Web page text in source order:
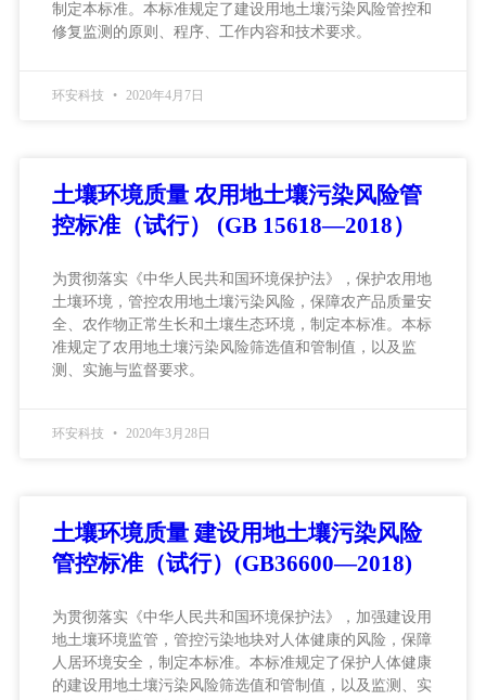
制定本标准。本标准规定了建设用地土壤污染风险管控和
修复监测的原则、程序、工作内容和技术要求。
环安科技 2020年4月7日
土壤环境质量 农用地土壤污染风险管
控标准（试行） (GB 15618—2018）
为贯彻落实《中华人民共和国环境保护法》，保护农用地
土壤环境，管控农用地土壤污染风险，保障农产品质量安
全、农作物正常生长和土壤生态环境，制定本标准。本标
准规定了农用地土壤污染风险筛选值和管制值，以及监
测、实施与监督要求。
环安科技 2020年3月28日
土壤环境质量 建设用地土壤污染风险
管控标准（试行）(GB36600—2018)
为贯彻落实《中华人民共和国环境保护法》，加强建设用
地土壤环境监管，管控污染地块对人体健康的风险，保障
人居环境安全，制定本标准。本标准规定了保护人体健康
的建设用地土壤污染风险筛选值和管制值，以及监测、实